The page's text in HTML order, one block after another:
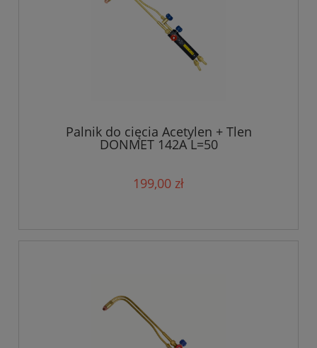
Palnik do cięcia Acetylen + Tlen
DONMET 142A L=50
199,00 zł